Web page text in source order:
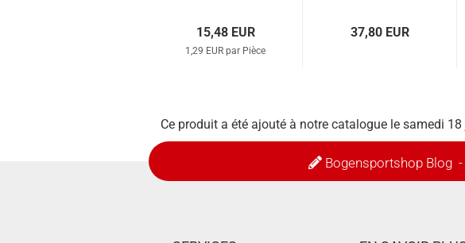
15,48 EUR
1,29 EUR par Pièce
37,80 EUR
Ce produit a été ajouté à notre catalogue le samedi
Bogensportshop Blog-